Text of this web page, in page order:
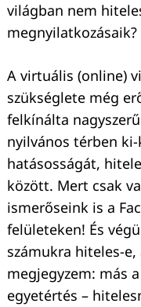
világban nem
A virtuális (online)
szükséglete még
felkínálta
nyilvános térben
hatásosságát,
között. Mert csak
ismerőseink is a
felületeken! És
számukra hiteles-
megjegyzem: más
egyetértés –